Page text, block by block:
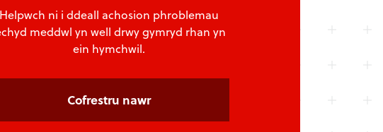
Helpwch ni i ddeall achosion phroblemau
meddwl yn well drwy gymryd rhan yn
ein hymchwil.
Cofrestru nawr